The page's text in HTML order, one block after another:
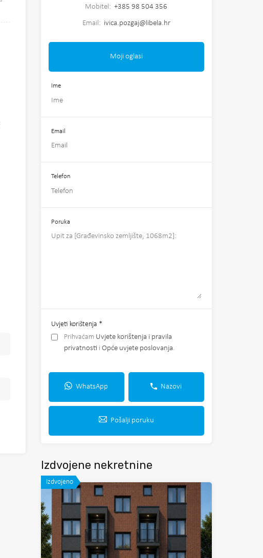
Mobitel: +385 98 504 356
Email: ivica.pozgaj@libela.hr
Moji oglasi
Ime
Email
Telefon
Poruka
Uvjeti korištenja *
Prihvaćam Uvjete korištenja i pravila
privatnosti i Opće uvjete poslovanja.
WhatsApp Nazovi
Pošalji poruku
Izdvojene nekretnine
Izdvojeno